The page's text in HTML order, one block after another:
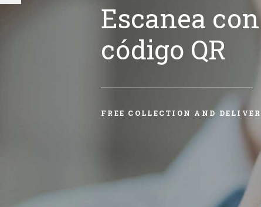
Escanea
código QR
FREE COLLECTION AND